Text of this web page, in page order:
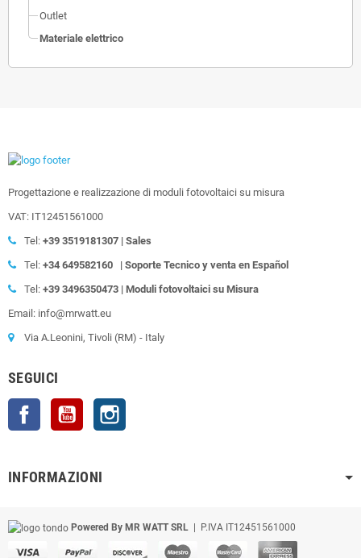
Outlet
Materiale elettrico
Progettazione e realizzazione di moduli fotovoltaici su misura
VAT: IT12451561000
Tel: +39 3519181307 | Sales
Tel: +34 649582160 | Soporte Tecnico y venta en Español
Tel: +39 3496350473 | Moduli fotovoltaici su Misura
Email: info@mrwatt.eu
Via A.Leonini, Tivoli (RM) - Italy
SEGUICI
Facebook YouTube
INFORMAZIONI
Powered By MR WATT SRL | P.IVA IT12451561000